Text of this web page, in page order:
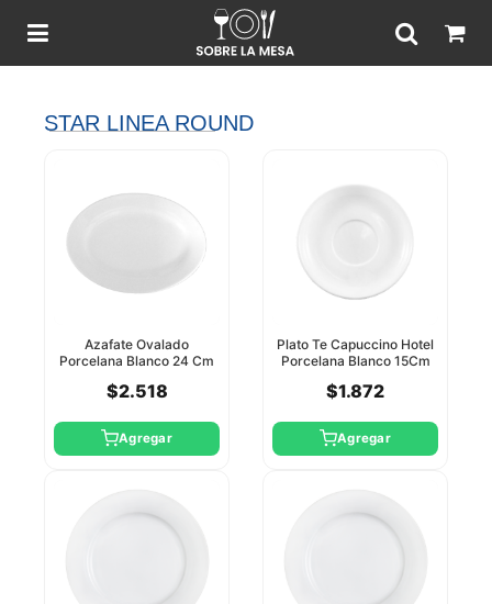
STAR LINEA ROUND
Azafate Ovalado
Porcelana Blanco 24 Cm
$2.518
Agregar
Plato Te Capuccino Hotel
Porcelana Blanco 15Cm
$1.872
Agregar